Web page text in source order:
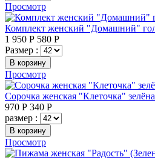
Просмотр
Комплект женский "Домашний"
1 950 Р 580 Р
Размер :
В корзину
Просмотр
Сорочка женская "Клеточка"
970 Р 340 Р
размер :
В корзину
Просмотр